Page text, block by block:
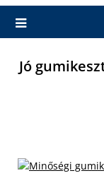
Jó